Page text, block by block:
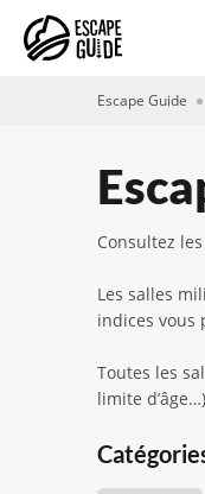
Escape Guide
Consultez
Les salles
indices vous
Toutes les
limite